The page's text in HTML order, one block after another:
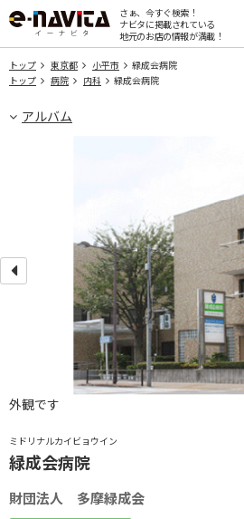
さぁ、今すぐ検索！
ナビタに掲載されている
地元のお店の情報が満載！
トップ 東京都 小平市
緑成会病院
トップ
病院 内科 緑成会病院
アルバム
ミドリナルカイビョウイン
緑成会病院
財団法人 多摩緑成会
外観です